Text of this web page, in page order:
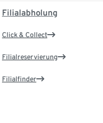
Filialabholung
Click & Collect
Filialreservierung
Filialfinder